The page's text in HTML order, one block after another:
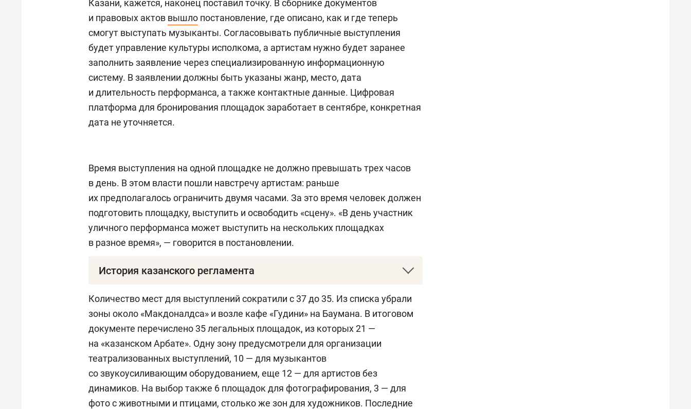
Казани, кажется, наконец поставил точку. В сборнике документов
и правовых актов вышло постановление, где описано, как и где теперь
смогут выступать музыканты. Согласовывать публичные выступления
будет управление культуры исполкома, а артистам нужно будет заранее
заполнить заявление через специализированную информационную
систему. В заявлении должны быть указаны жанр, место, дата
и длительность перформанса, а также контактные данные. Цифровая
платформа для бронирования площадок заработает в сентябре, конкретная
дата не уточняется.
Время выступления на одной площадке не должно превышать трех часов
в день. В этом власти пошли навстречу артистам: раньше
их предполагалось ограничить двумя часами. За это время человек должен
подготовить площадку, выступить и освободить «сцену». «В день участник
уличного перформанса может выступить на нескольких площадках
в разное время», — говорится в постановлении.
История казанского регламента
власти города хотят уже не один год. В очередной раз к этому вопросу
в январе 2021-го. Тогда власти провели первую встречу
с музыкантами «казанского Арбата», чтобы совместно выработать единые
паттерны для всех уличных выступлений. По итогу стороны договорились
продолжить дискуссию, чтобы к началу нового турсезона уже
сформировать какой-то конкретный механизм для регулирования
деятельности уличных артистов.
Количество мест для выступлений сократили с 37 до 35. Из списка убрали
зоны около «Макдоналдса» и возле кафе «Гудини» на Баумана. В итоговом
документе перечислено 35 легальных площадок, из которых 21 —
на «казанском Арбате». Одну зону предусмотрели для организации
театрализованных выступлений, 10 — для музыкантов
со звукоусиливающим оборудованием, еще 12 — для артистов без
динамиков. На выбор также 6 площадок для фотографирования, 3 — для
фото с животными и птицами, столько же зон для художников. Последние